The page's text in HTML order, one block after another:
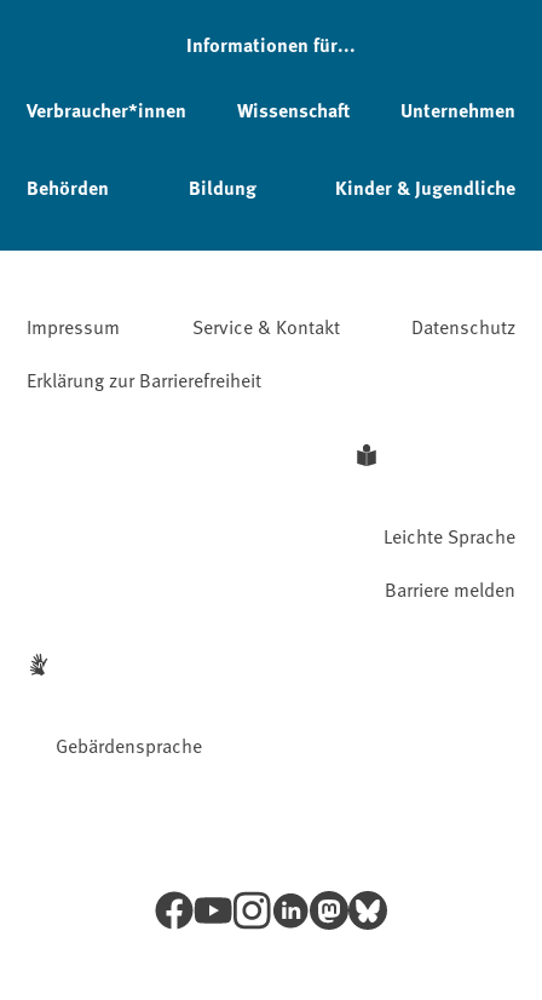
Informationen für...
Verbraucher*innen Wissenschaft Unternehmen
Behörden Bildung Kinder & Jugendliche
Impressum Service & Kontakt
Datenschutz
Erklärung zur Barrierefreiheit
Leichte Sprache
Gebärdensprache
Barriere melden